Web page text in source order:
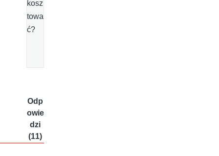
kosz
towa
ć?
Odp
owie
dzi
(11)